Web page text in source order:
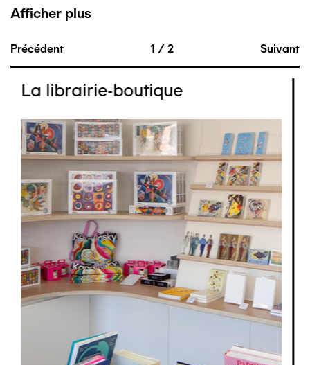
Afficher plus
Précédent 1 / 2 Suivant
La librairie-boutique
Image